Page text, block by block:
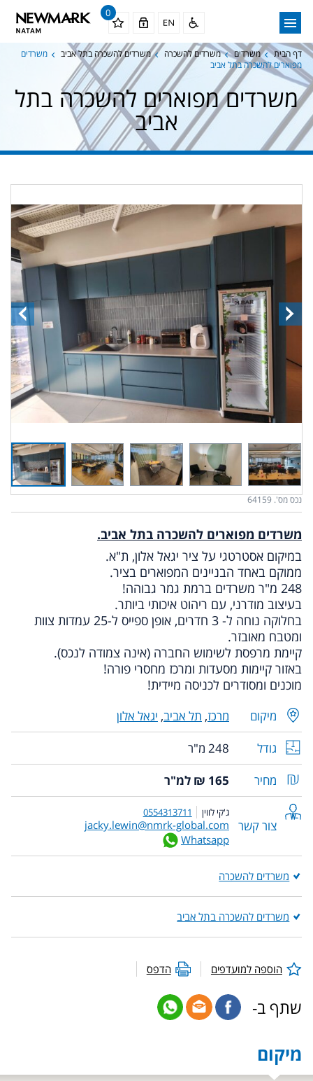
0
דף הבית משרדים משרדים להשכרה משרדים להשכרה בתל אביב
משרדים
מפוארים להשכרה בתל אביב
משרדים מפוארים להשכרה בתל
אביב
נכס מס'. 64159
משרדים מפוארים להשכרה בתל אביב.
במיקום אסטרטגי על ציר יגאל אלון, ת"א.
ממוקם באחד הבניינים המפוארים בציר.
248 מ"ר משרדים ברמת גמר גבוהה!
בעיצוב מודרני, עם ריהוט איכותי ביותר.
בחלוקה נוחה ל- 3 חדרים, אופן ספייס ל-25 עמדות צוות
ומטבח מאובזר.
קיימת מרפסת לשימוש החברה (אינה צמודה לנכס).
באזור קיימות מסעדות ומרכז מחסרי פורה!
מוכנים ומסודרים לכניסה מיידית!
מיקום מרכז, תל אביב, יגאל אלון
גודל
248 מ"ר
מחיר
165 ₪ למ"ר
צור קשר
ג'קי לווין 0554313711
jacky.lewin@nmrk-global.com
Whatsapp
משרדים להשכרה
משרדים להשכרה בתל אביב
הוספה למועדפים הדפס
שתף ב-
מיקום